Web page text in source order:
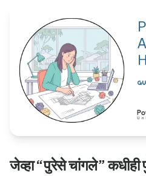
जेव्हा “पुरेसे चांगले” कधीही